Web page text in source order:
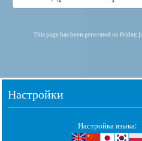
This page has been generated on Friday,
Настройки
Настройка языка: